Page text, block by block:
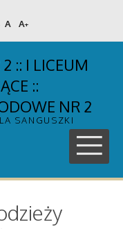
A A+
:: I LICEUM
::
NR 2
SANGUSZKI